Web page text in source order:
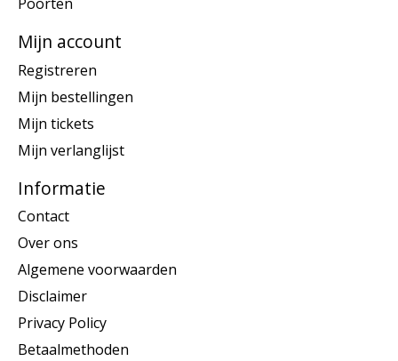
Mijn account
Registreren
Mijn bestellingen
Mijn tickets
Mijn verlanglijst
Informatie
Contact
Over ons
Algemene voorwaarden
Disclaimer
Privacy Policy
Betaalmethoden